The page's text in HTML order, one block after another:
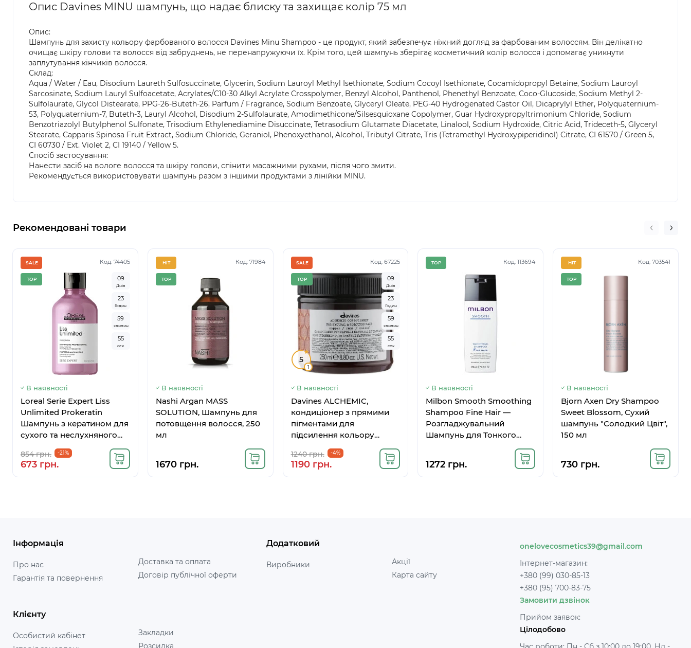
Опис Davines MINU шампунь, що надає блиску та захищає колір 75 мл
Опис:
Шампунь для захисту кольору фарбованого волосся Davines Minu Shampoo - це продукт, який забезпечує ніжний догляд за фарбованим волоссям. Він делікатно
очищає шкіру голови та волосся від забруднень, не перенапружуючи їх. Крім того, цей шампунь зберігає косметичний колір волосся і допомагає уникнути
заплутування кінчиків волосся.
Склад:
Aqua / Water / Eau, Disodium Laureth Sulfosuccinate, Glycerin, Sodium Lauroyl Methyl Isethionate, Sodium Cocoyl Isethionate, Cocamidopropyl Betaine, Sodium Lauroyl
Sarcosinate, Sodium Lauryl Sulfoacetate, Acrylates/C10-30 Alkyl Acrylate Crosspolymer, Benzyl Alcohol, Panthenol, Phenethyl Benzoate, Coco-Glucoside, Sodium Methyl 2-
Sulfolaurate, Glycol Distearate, PPG-26-Buteth-26, Parfum / Fragrance, Sodium Benzoate, Glyceryl Oleate, PEG-40 Hydrogenated Castor Oil, Dicaprylyl Ether, Polyquaternium-
53, Polyquaternium-7, Buteth-3, Lauryl Alcohol, Disodium 2-Sulfolaurate, Amodimethicone/Silsesquioxane Copolymer, Guar Hydroxypropyltrimonium Chloride, Sodium
Benzotriazolyl Butylphenol Sulfonate, Trisodium Ethylenediamine Disuccinate, Tetrasodium Glutamate Diacetate, Linalool, Sodium Hydroxide, Citric Acid, Trideceth-5, Glyceryl
Stearate, Capparis Spinosa Fruit Extract, Sodium Chloride, Geraniol, Phenoxyethanol, Alcohol, Tributyl Citrate, Tris (Tetramethyl Hydroxypiperidinol) Citrate, CI 61570 / Green 5,
CI 60730 / Ext. Violet 2, CI 19140 / Yellow 5.
Спосіб застосування:
Нанести засіб на вологе волосся та шкіру голови, спінити масажними рухами, після чого змити.
Рекомендується використовувати шампунь разом з іншими продуктами з лінійки MINU.
Рекомендовані товари
Код: 74405
SALE
TOP 09
Днів
23
Годин
59
хвилин
55
сек
Немає в наявності
В наявності
Loreal Serie Expert Liss
Unlimited Prokeratin
Шампунь з кератином для
сухого та неслухняного
волосся 300 мл
854 грн. -21%
673 грн.
Код: 71984
HIT
TOP
Немає в наявності
В наявності
Nashi Argan MASS
SOLUTION, Шампунь для
потовщення волосся, 250
мл
1670 грн.
Код: 67225
5
1
SALE
TOP 09
Днів
23
Годин
59
хвилин
55
сек
Немає в наявності
В наявності
Davines ALCHEMIC,
кондиціонер з прямими
пігментами для
підсилення кольору
волосся мідний, 250мл
1240 грн. -4%
1190 грн.
Код: 113694
TOP
Немає в наявності
В наявності
Milbon Smooth Smoothing
Shampoo Fine Hair —
Розгладжувальний
Шампунь для Тонкого
1272 грн.
Код: 703541
HIT
TOP
В наявності
Bjorn Axen Dry Shampoo
Sweet Blossom, Сухий
шампунь "Солодкий Цвіт",
150 мл
730 грн.
Інформація
Про нас
Гарантія та повернення
Доставка та оплата
Договір публічної оферти
Додатковий
Виробники
Акції
Карта сайту
Клієнту
Особистий кабінет
Закладки
Розсилка
onelovecosmetics39@gmail.com
Інтернет-магазин:
+380 (99) 030-85-13
+380 (95) 700-83-75
Замовити дзвінок
Прийом заявок:
Цілодобово